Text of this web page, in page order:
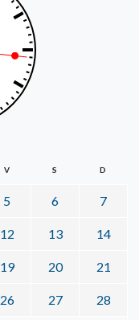
V S D
5 6 7
12 13 14
19 20 21
26 27 28